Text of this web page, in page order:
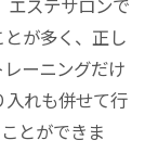
エステサロンで
が多く、正し
ーニングだけ
れも併せて行
とができま